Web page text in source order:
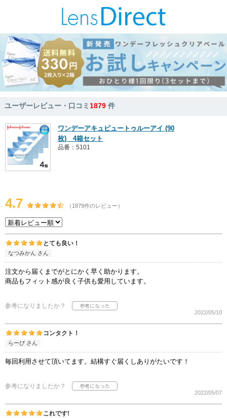
ユーザーレビュー・口コミ1879 件
ワンデーアキュビュートゥルーアイ (90
枚) 4箱セット
品番：5101
4.7 （1879件のレビュー）
とても良い！
なつみかん さん
注文から届くまでがとにかく早く助かります。
商品もフィット感が良く子供も愛用しています。
参考になりましたか？
2022/05/10
コンタクト！
らーぴ さん
毎回利用させて頂いてます。結構すぐ届くしありがたいです！
参考になりましたか？
2022/05/07
これです!